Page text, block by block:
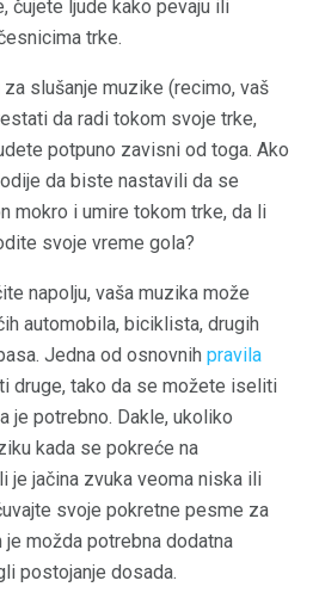
čujete ljude kako pevaju ili
trke.
slušanje muzike (recimo, vaš
da radi tokom svoje trke,
potpuno zavisni od toga. Ako
da biste nastavili da se
mokro i umire tokom trke, da li
svoje vreme gola?
napolju, vaša muzika može
automobila, biciklista, drugih
Jedna od osnovnih pravila
druge, tako da se možete iseliti
je potrebno. Dakle, ukoliko
kada se pokreće na
je jačina zvuka veoma niska ili
svoje pokretne pesme za
možda potrebna dodatna
postojanje dosada.